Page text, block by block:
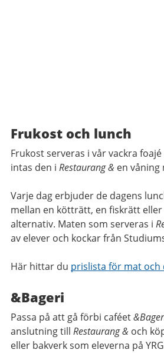
Frukost och lunch
Frukost serveras i vår vackra
intas den i Restaurang & en våning
Varje dag erbjuder de dagens
mellan en kötträtt, en fiskrätt
alternativ. Maten som serveras i
av elever och kockar från
Här hittar du prislista för mat och
&Bageri
Passa på att gå förbi caféet
anslutning till Restaurang & och
eller bakverk som eleverna på